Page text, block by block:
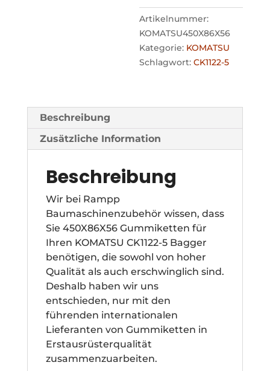
Artikelnummer:
KOMATSU450X86X56
Kategorie: KOMATSU
Schlagwort:CK1122-5
Beschreibung
Zusätzliche Information
Beschreibung
Wir bei Rampp
Baumaschinenzubehör wissen, dass
Sie 450X86X56 Gummiketten für
Ihren KOMATSU CK1122-5 Bagger
benötigen, die sowohl von hoher
Qualität als auch erschwinglich sind.
Deshalb haben wir uns
entschieden, nur mit den
führenden internationalen
Lieferanten von Gummiketten in
Erstausrüsterqualität
zusammenzuarbeiten.